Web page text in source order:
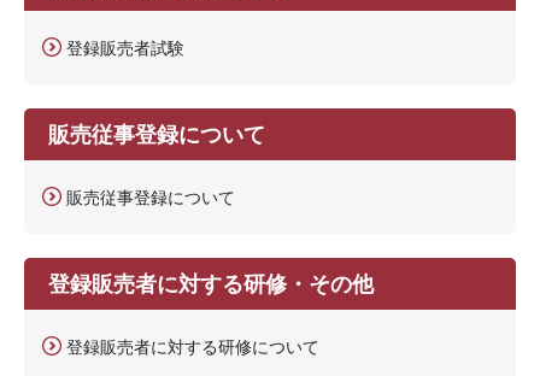
登録販売者試験
販売従事登録について
販売従事登録について
登録販売者に対する研修・その他
登録販売者に対する研修について